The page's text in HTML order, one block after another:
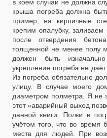
в коем случаи не должна
крыша погреба должна
пример, на кирпичные
крепим опалубку,
после отвердения
толщенной не менее полу
должен быть
укрепление погреба не
Из погреба обязательно
улицу. В случае моего
диаметром полметра. Я не
этот «аварийный выход
данной книги. Полки в
учётом того, что во время
места для людей. При